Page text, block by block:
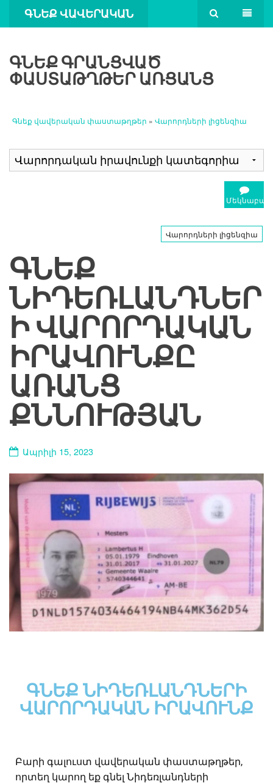
ԳՆԵՔ ՎԱՎԵՐԱԿԱՆ
ԳՆԵՔ ԳՐԱՆՑՎԱԾ
ՓԱՍՏԱԹՂԹԵՐ ԱՌՑԱՆՑ
Գնեք վավերական փաստաթղթեր » Վարորդների լիցենզիա
Վարորդների լիցենզիա
ԳՆԵՔ
ՆԻԴԵՌԼԱՆԴՆԵՐ
Ի ՎԱՐՈՐԴԱԿԱՆ
ԻՐԱՎՈՒՆՔԸ
ԱՌԱՆՑ
ՔՆՆՈՒԹՅԱՆ
Ապրիլի 15, 2023
ԳՆԵՔ ՆԻԴԵՌԼԱՆԴՆԵՐԻ
ՎԱՐՈՐԴԱԿԱՆ ԻՐԱՎՈՒՆՔ
Բարի գալուստ վավերական փաստաթղթեր,
որտեղ կարող եք գնել Նիդեռլանդների